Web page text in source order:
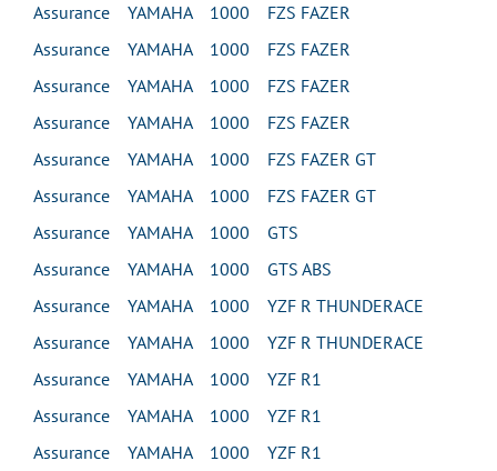
Assurance YAMAHA 1000 FZS FAZER
Assurance YAMAHA 1000 FZS FAZER
Assurance YAMAHA 1000 FZS FAZER
Assurance YAMAHA 1000 FZS FAZER
Assurance YAMAHA 1000 FZS FAZER GT
Assurance YAMAHA 1000 FZS FAZER GT
Assurance YAMAHA 1000 GTS
Assurance YAMAHA 1000 GTS ABS
Assurance YAMAHA 1000 YZF R THUNDERACE
Assurance YAMAHA 1000 YZF R THUNDERACE
Assurance YAMAHA 1000 YZF R1
Assurance YAMAHA 1000 YZF R1
Assurance YAMAHA 1000 YZF R1